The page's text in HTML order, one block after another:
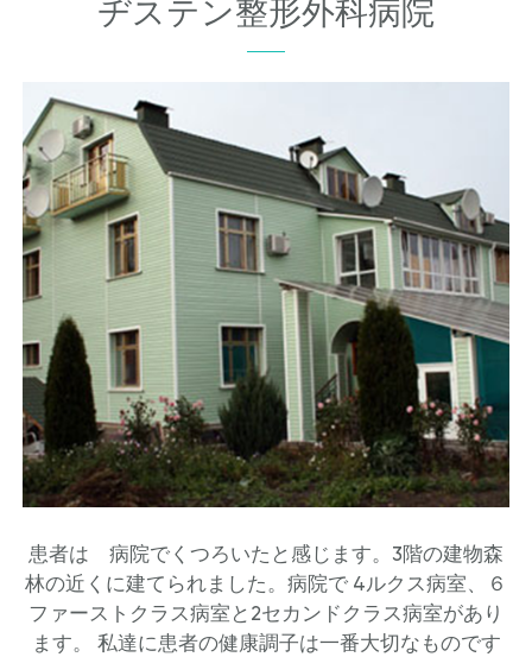
ヂステン整形外科病院
患者は 病院でくつろいたと感じます。3階の建物森
林の近くに建てられました。病院で 4ルクス病室、６
ファーストクラス病室と2セカンドクラス病室があり
ます。 私達に患者の健康調子は一番大切なものです